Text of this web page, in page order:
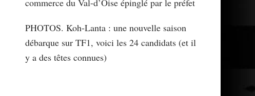
commerce du Val-d’Oise épinglé par le préfet
PHOTOS. Koh-Lanta : une nouvelle saison
débarque sur TF1, voici les 24 candidats (et il
y a des têtes connues)